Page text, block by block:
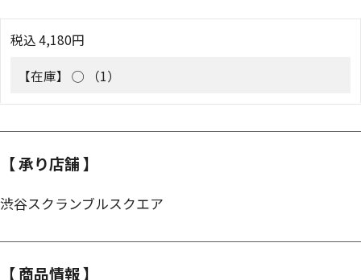
税込4,180円
【在庫】 ◯ （1）
【 承り店舗 】
渋谷スクランブルスクエア
【 商品情報 】